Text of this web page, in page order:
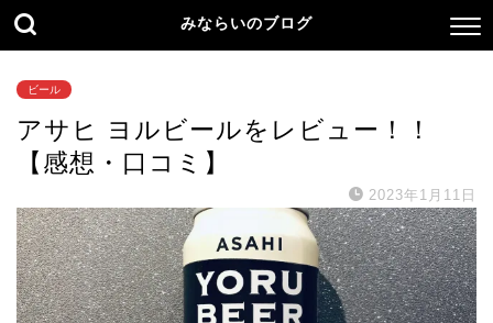
みならいのブログ
ビール
アサヒ ヨルビールをレビュー！！
【感想・口コミ】
2023年1月11日